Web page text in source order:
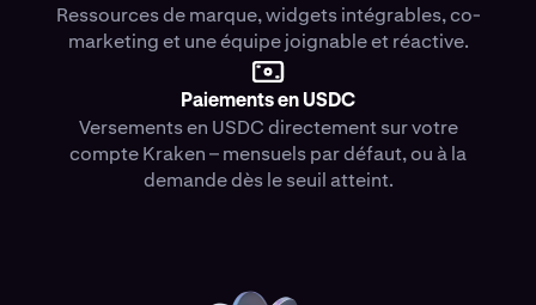
Ressources de marque, widgets intégrables, co-
marketing et une équipe joignable et réactive.
Paiements en USDC
Versements en USDC directement sur votre
compte Kraken – mensuels par défaut, ou à la
demande dès le seuil atteint.